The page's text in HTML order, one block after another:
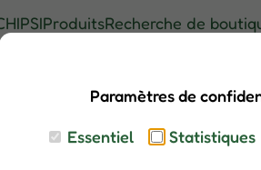
ProduitsRecherche de
Paramètres de
Essentiel Statistiques